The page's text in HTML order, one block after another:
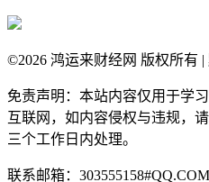
©2026 鸿运来财经网 版权所有 |
免责声明：本站内容仅用于学
互联网，如内容侵权与违规，
三个工作日内处理。
联系邮箱：